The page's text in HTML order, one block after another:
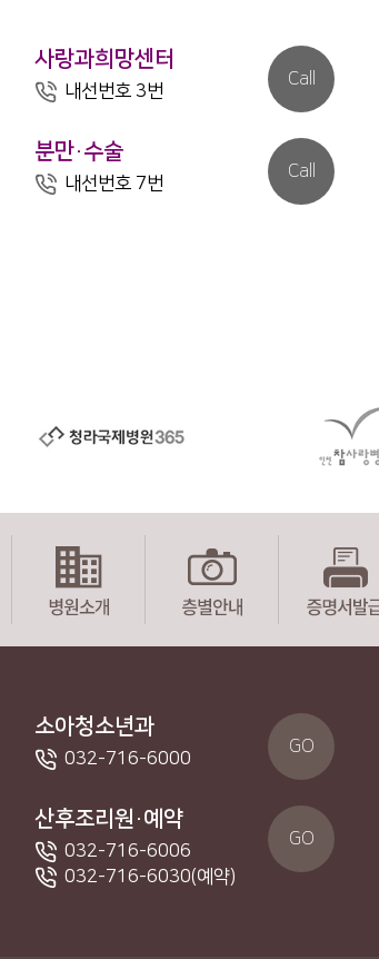
사랑과희망센터
내선번호 3번
Call
분만·수술
내선번호 7번
Call
소아청소년과
032-716-6000
GO
산후조리원·예약
032-716-6006
032-716-6030(예약)
GO